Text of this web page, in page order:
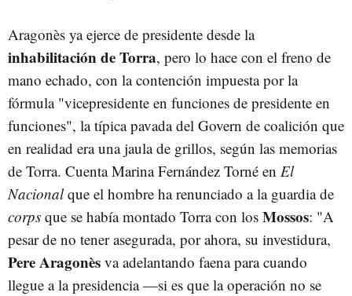
Aragonès ya ejerce de presidente desde la
inhabilitación de Torra, pero lo hace con el freno de
mano echado, con la contención impuesta por la
fórmula "vicepresidente en funciones de presidente en
funciones", la típica pavada del Govern de coalición que
en realidad era una jaula de grillos, según las memorias
de Torra. Cuenta Marina Fernández Torné en El
Nacionalque el hombre ha renunciado a la guardia de
corps que se había montado Torra con los Mossos: "A
pesar de no tener asegurada, por ahora, su investidura,
Pere Aragonès va adelantando faena para cuando
llegue a la presidencia —si es que la operación no se